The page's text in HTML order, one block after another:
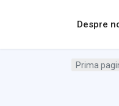
Despre
Prima